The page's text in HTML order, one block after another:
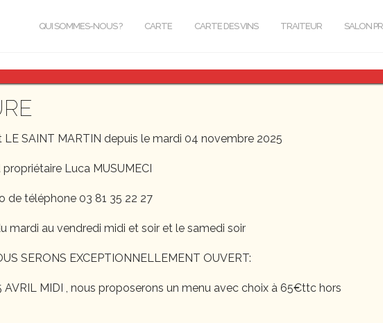
QUI SOMMES-NOUS ? CARTE CARTE DES VINS TRAITEUR SALON
SAINT MARTIN depuis le mardi 04 novembre 2025
Luca MUSUMECI
de téléphone 03 81 35 22 27
mardi au vendredi midi et soir et le samedi soir
SERONS EXCEPTIONNELLEMENT OUVERT:
AVRIL MIDI , nous proposerons un menu avec choix à 65€ttc hors